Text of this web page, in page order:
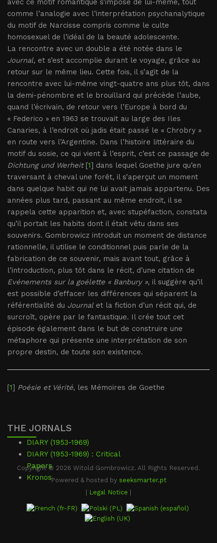
avec ce motif romantique s’impose de lui-même, tout
comme l’analogie avec l’interprétation psychanalytique
du motif de Narcisse compris comme le culte
homosexuel de l’idéal de la beauté adolescente.
La rencontre avec un double a été notée dans le
Journal, et s’est accomplie durant le voyage, grâce au
retour sur le même lieu. Cette fois, il s’agit de la
rencontre avec lui-même vingt-quatre ans plus tôt, dans
la demi-pénombre et le brouillard qui précède l’aube,
quand l’écrivain, de retour vers l’Europe à bord du
« Federico » en 1963 se trouvait au large des Iles
Canaries, à l’endroit où jadis était passé le « Chrobry »
en route vers l’Argentine. Dans l’histoire littéraire du
motif du sosie, ce qui vient à l’esprit, c’est ce passage de
Dichtung und Werheit[1] dans lequel Goethe jure qu’en
traversant à cheval une forêt, il s’aperçut un moment
dans quelque habit qui ne lui avait jamais appartenu. Des
années plus tard, passant au même endroit, il se
rappela cette apparition et, avec stupéfaction, constata
qu’il portait les habits dont il était vêtu dans ses
souvenirs. Gombrowicz introduit un moment de distance
rationnelle, il utilise le conditionnel puis parle de la
fabrication de ce souvenir, mais avant tout, grâce à
l’introduction, plus tôt dans le récit, d’une citation de
Evénements sur la goélette « Banbury », il suggère qu’il
est possible d’effacer les différences qui séparent la
référentialité du Journal et la fiction d’un récit qui, de
surcroît, opère par le fantastique. Il crée tout cet
épisode également dans le but de construire une
métaphore qui présente une interprétation de son
propre destin, de toute son existence.
[1] Poésie et Vérité, les Mémoires de Goethe
THE JORNALS
DIARY (1953-1969)
DIARY (1953-1969) : Critical
Papers
Kronos
Copyright © 2026 Witold Gombrowicz. All Rights Reserved.
Powered & hosted by seeksmarter.pt
Legal Notice